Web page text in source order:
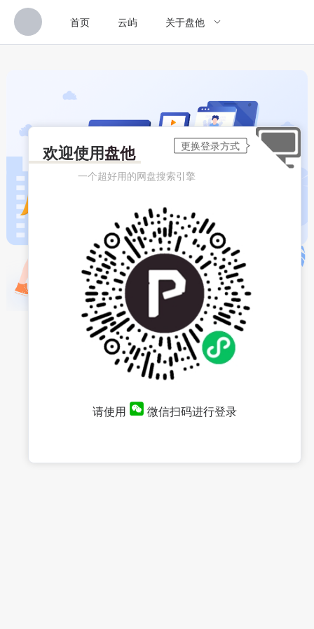
首页 云屿 关于盘他
欢迎使用盘他
一个超好用的网盘搜索引擎
请使用 微信扫码进行登录